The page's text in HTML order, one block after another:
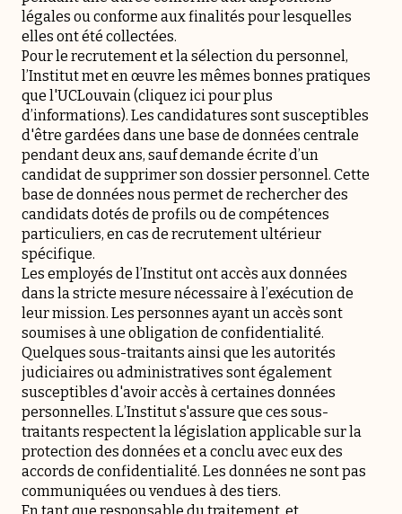
légales ou conforme aux finalités pour lesquelles
elles ont été collectées.
Pour le recrutement et la sélection du personnel,
l’Institut met en œuvre les mêmes bonnes pratiques
que l'UCLouvain (cliquez ici pour plus
d’informations). Les candidatures sont susceptibles
d'être gardées dans une base de données centrale
pendant deux ans, sauf demande écrite d’un
candidat de supprimer son dossier personnel. Cette
base de données nous permet de rechercher des
candidats dotés de profils ou de compétences
particuliers, en cas de recrutement ultérieur
spécifique.
Les employés de l’Institut ont accès aux données
dans la stricte mesure nécessaire à l’exécution de
leur mission. Les personnes ayant un accès sont
soumises à une obligation de confidentialité.
Quelques sous-traitants ainsi que les autorités
judiciaires ou administratives sont également
susceptibles d'avoir accès à certaines données
personnelles. L’Institut s'assure que ces sous-
traitants respectent la législation applicable sur la
protection des données et a conclu avec eux des
accords de confidentialité. Les données ne sont pas
communiquées ou vendues à des tiers.
En tant que responsable du traitement, et